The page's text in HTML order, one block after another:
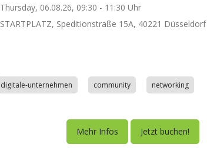
Thursday, 06.08.26, 09:30 - 11:30 Uhr
STARTPLATZ, Speditionstraße 15A, 40221 Düsseldorf
digitale-unternehmen community networking
Mehr Infos Jetzt buchen!